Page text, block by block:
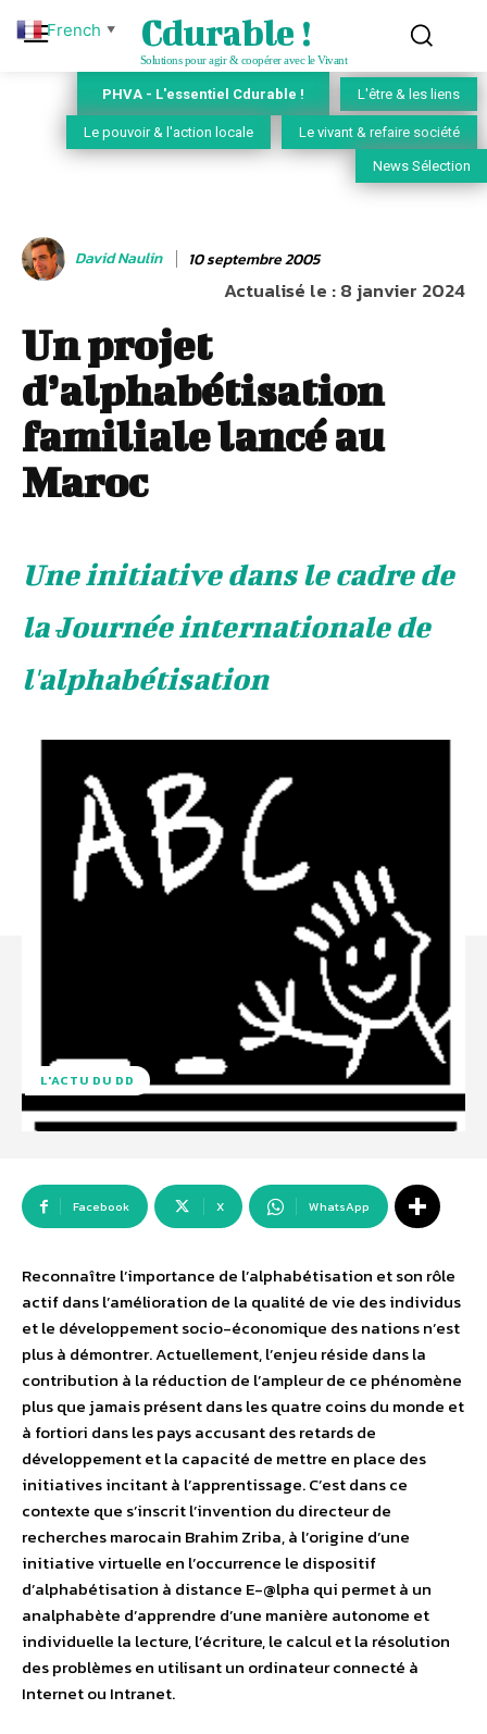
Cdurable !
Solutions pour agir & coopérer avec le Vivant
PHVA - L'essentiel Cdurable ! L'être & les liens
Le pouvoir & l'action locale Le vivant & refaire société
News Sélection
David Naulin 10 septembre 2005
Actualisé le :8 janvier 2024
Un projet
d’alphabétisation
familiale lancé au
Maroc
Une initiative dans le cadre de
la Journée internationale de
l'alphabétisation
L'ACTU DU DD
Facebook X WhatsApp
Reconnaître l’importance de l’alphabétisation et son rôle
actif dans l’amélioration de la qualité de vie des individus
et le développement socio-économique des nations n’est
plus à démontrer. Actuellement, l’enjeu réside dans la
contribution à la réduction de l’ampleur de ce phénomène
plus que jamais présent dans les quatre coins du monde et
à fortiori dans les pays accusant des retards de
développement et la capacité de mettre en place des
initiatives incitant à l’apprentissage. C’est dans ce
contexte que s’inscrit l’invention du directeur de
recherches marocain Brahim Zriba, à l’origine d’une
initiative virtuelle en l’occurrence le dispositif
d’alphabétisation à distance E-@lpha qui permet à un
analphabète d’apprendre d’une manière autonome et
individuelle la lecture, l’écriture, le calcul et la résolution
des problèmes en utilisant un ordinateur connecté à
Internet ou Intranet.
French ▼